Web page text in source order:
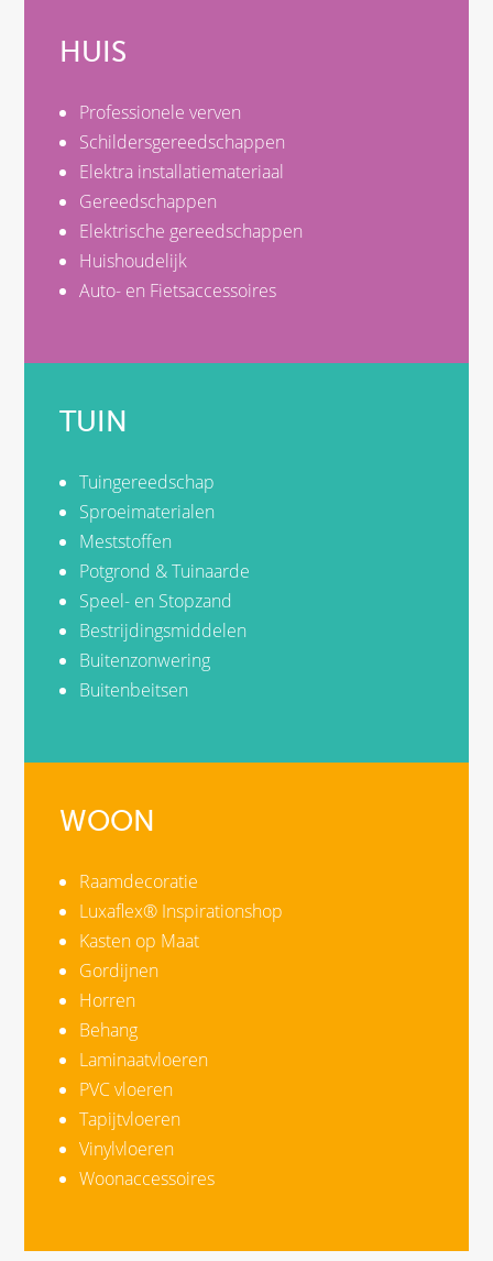
HUIS
Professionele verven
Schildersgereedschappen
Elektra installatiemateriaal
Gereedschappen
Elektrische gereedschappen
Huishoudelijk
Auto- en Fietsaccessoires
TUIN
Tuingereedschap
Sproeimaterialen
Meststoffen
Potgrond & Tuinaarde
Speel- en Stopzand
Bestrijdingsmiddelen
Buitenzonwering
Buitenbeitsen
WOON
Raamdecoratie
Luxaflex® Inspirationshop
Kasten op Maat
Gordijnen
Horren
Behang
Laminaatvloeren
PVC vloeren
Tapijtvloeren
Vinylvloeren
Woonaccessoires